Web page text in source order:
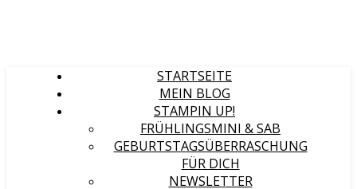
STARTSEITE
MEIN BLOG
STAMPIN UP!
FRÜHLINGSMINI & SAB
GEBURTSTAGSÜBERRASCHUNG
FÜR DICH
NEWSLETTER